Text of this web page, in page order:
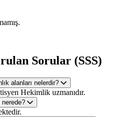
Sorular (SSS)
alanları nelerdir?
Hekimlik uzmanıdır.
nerede?